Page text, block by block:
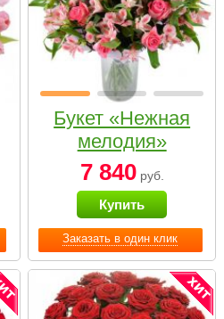
Заказать в один клик
Букет «Нежная
мелодия»
7 840руб.
Купить